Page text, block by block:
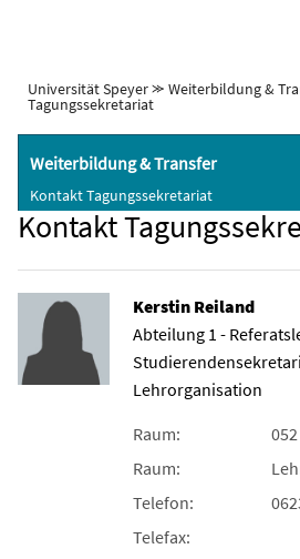
Universität Speyer⪼ Weiterbildung &
Tagungssekretariat
Weiterbildung & Transfer
Kontakt Tagungssekretariat
Kontakt
Kerstin Reiland
Abteilung 1 -
Lehrorganisation
Raum:
052
Raum:
Telefon:
Telefax: